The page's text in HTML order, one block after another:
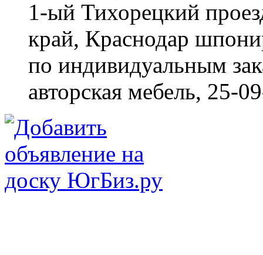
1-ый Тихорецкий
край, Краснодар
по индивидуальным
авторская мебель, 25-